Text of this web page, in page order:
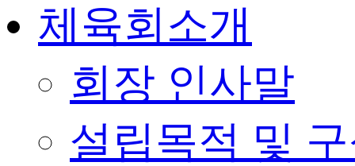
체육회소개
회장 인사말
설립목적 및